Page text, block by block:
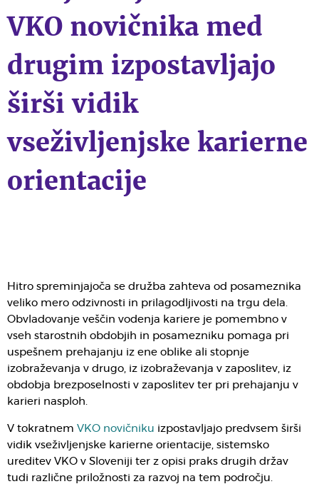
VKO novičnika med
drugim izpostavljajo
širši vidik
vseživljenjske karierne
orientacije
Hitro spreminjajoča se družba zahteva od posameznika
veliko mero odzivnosti in prilagodljivosti na trgu dela.
Obvladovanje veščin vodenja kariere je pomembno v
vseh starostnih obdobjih in posamezniku pomaga pri
uspešnem prehajanju iz ene oblike ali stopnje
izobraževanja v drugo, iz izobraževanja v zaposlitev, iz
obdobja brezposelnosti v zaposlitev ter pri prehajanju v
karieri nasploh.
V tokratnem VKO novičniku izpostavljajo predvsem širši
vidik vseživljenjske karierne orientacije, sistemsko
ureditev VKO v Sloveniji ter z opisi praks drugih držav
tudi različne priložnosti za razvoj na tem področju.